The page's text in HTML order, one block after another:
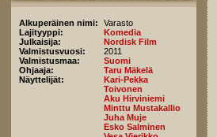
Alkuperäinen nimi:
Varasto
Lajityyppi:
Komedia
Julkaisija:
Nordisk Film
Valmistusvuosi:
2011
Valmistusmaa:
Suomi
Ohjaaja:
Taru Mäkelä
Näyttelijät:
Kari-Pekka
Toivonen
Aku Hirviniemi
Minttu Mustakallio
Juha Muje
Esko Salminen